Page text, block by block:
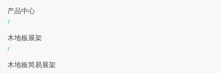
产品中心
/
木地板展架
/
木地板简易展架